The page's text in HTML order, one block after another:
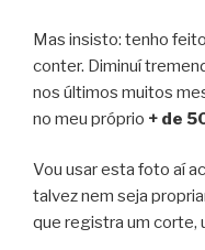
Mas insisto: tenho
conter. Diminuí
nos últimos muitos
no meu próprio + de
Vou usar esta foto aí
talvez nem seja
que registra um corte,